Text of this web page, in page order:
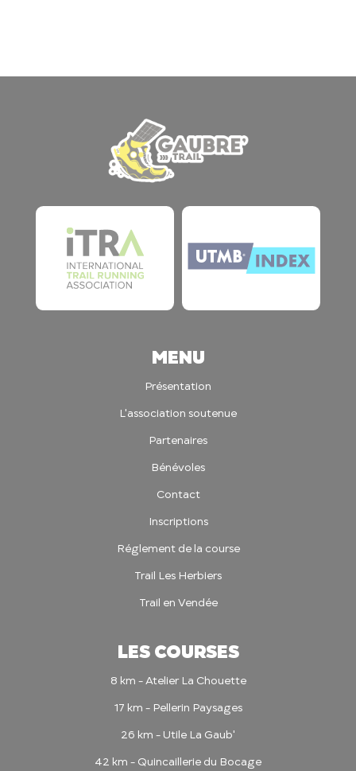
MENU
Présentation
L'association soutenue
Partenaires
Bénévoles
Contact
Inscriptions
Réglement de la course
Trail Les Herbiers
Trail en Vendée
LES COURSES
8 km - Atelier La Chouette
17 km - Pellerin Paysages
26 km - Utile La Gaub'
42 km - Quincaillerie du Bocage